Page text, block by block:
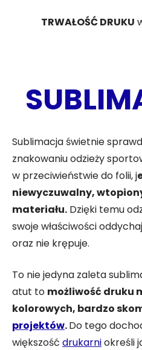
TRWAŁOŚĆ DRUKU
Sublimacja świetnie
znakowaniu odzieży
w przeciwieństwie do folii, j
niewyczuwalny,
materiału. Dzięki temu
swoje właściwości
oraz nie krępuje.
To nie jedyna zaleta
atut to możliwość druku
kolorowych, bardzo
projektów.Do tego
większość drukarniokreśli